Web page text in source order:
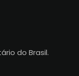
do Brasil.